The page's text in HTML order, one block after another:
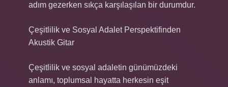
adım gezerken sıkça karşılaşılan bir durumdur.
Çeşitlilik ve Sosyal Adalet Perspektifinden
Akustik Gitar
Çeşitlilik ve sosyal adaletin günümüzdeki
anlamı, toplumsal hayatta herkesin eşit